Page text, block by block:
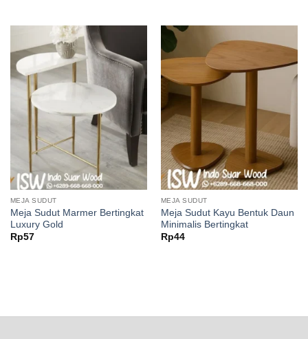
MEJA SUDUT
Meja Sudut Marmer Bertingkat
Luxury Gold
Rp57
MEJA SUDUT
Meja Sudut Kayu Bentuk Daun
Minimalis Bertingkat
Rp44